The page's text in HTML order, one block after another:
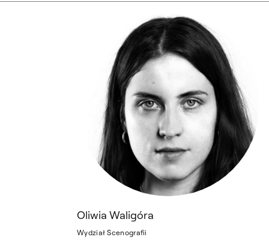
Oliwia Waligóra
Wydział Scenografii